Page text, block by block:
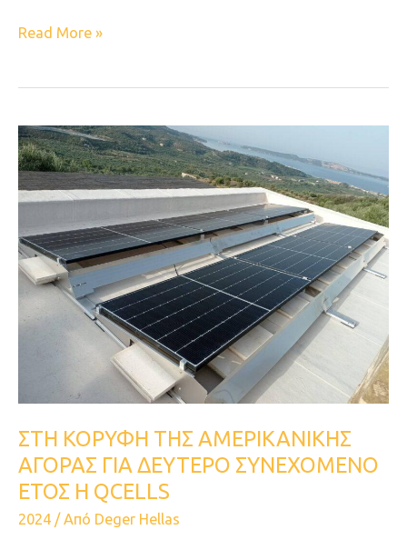
Read More »
ΣΤΗ ΚΟΡΥΦΗ ΤΗΣ ΑΜΕΡΙΚΑΝΙΚΗΣ
ΑΓΟΡΑΣ ΓΙΑ ΔΕΥΤΕΡΟ ΣΥΝΕΧΟΜΕΝΟ
ΕΤΟΣ Η QCELLS
2024 / Από Deger Hellas
ΣΤΗ
ΚΟΡΥΦΗ
ΤΗΣ
ΑΓΟΡΑΣ
ΓΙΑ
ΔΕΥΤΕΡΟ
ΣΥΝΕΧΟΜΕΝΟ